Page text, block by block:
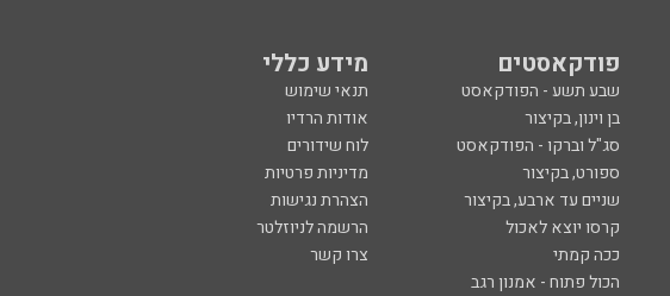
פודקאסטים מידע כללי
שבע תשע - הפודקאסט
תנאי שימוש
בן וינון, בקיצור
אודות הרדיו
סג"ל וברקו - הפודקאסט
לוח שידורים
ספורט, בקיצור
מדיניות פרטיות
שניים עד ארבע, בקיצור
הצהרת נגישות
קרסו יוצא לאכול
הרשמה לניוזלטר
ככה קמתי
צרו קשר
הכול פתוח - אמנון רגב